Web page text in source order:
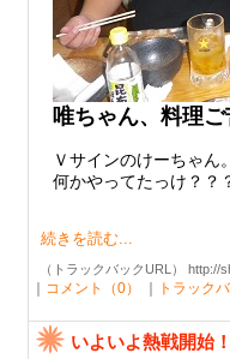
唯ちゃん、料理
Ｖサインのけーちゃん
何かやってたっけ？？
続きを読む...
（トラックバックURL）
コメント（0） トラック
いよいよ熱戦開始